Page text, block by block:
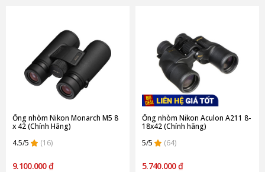
Ống nhòm Nikon Monarch M5 8
x 42 (Chính Hãng)
4.5/5
(16)
9.100.000 ₫
Ống nhòm Nikon Aculon A211 8-
18x42 (Chính hãng)
5/5
(64)
5.740.000 ₫